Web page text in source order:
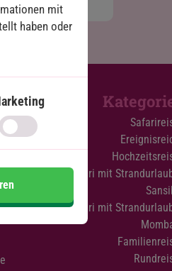
mit
haben oder
Safari mit
Safari mit